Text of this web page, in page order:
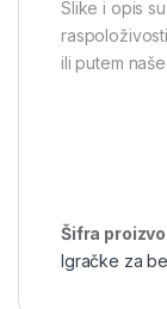
Slike i opis
ili putem
Šifra
Igračke za